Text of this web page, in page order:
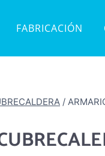
FABRICACIÓN
/